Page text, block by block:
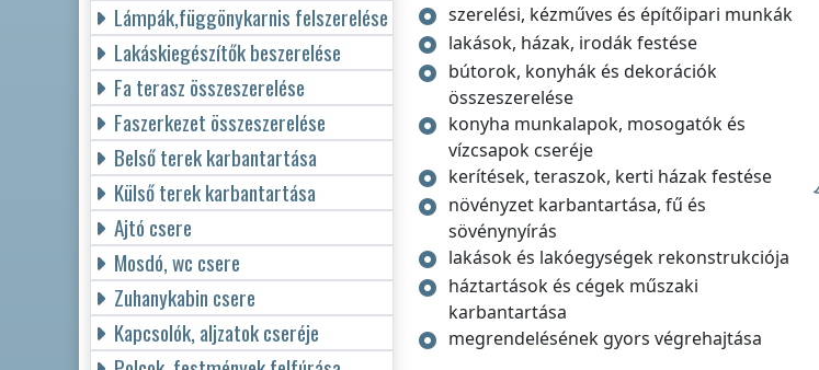
szerelési, kézműves és építőipari munkák
lakások, házak, irodák festése
bútorok, konyhák és dekorációk
összeszerelése
konyha munkalapok, mosogatók és
vízcsapok cseréje
kerítések, teraszok, kerti házak festése
növényzet karbantartása, fű és
sövénynyírás
lakások és lakóegységek rekonstrukciója
háztartások és cégek műszaki
karbantartása
megrendelésének gyors végrehajtása
Lámpák,függönykarnis felszerelése
Lakáskiegészítők beszerelése
Fa terasz összeszerelése
Faszerkezet összeszerelése
Belső terek karbantartása
Külső terek karbantartása
Ajtó csere
Mosdó, wc csere
Zuhanykabin csere
Kapcsolók, aljzatok cseréje